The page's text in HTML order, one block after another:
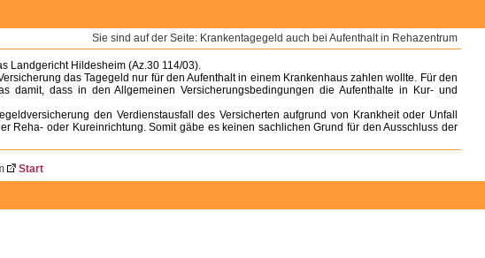
Sie sind auf der Seite: Krankentagegeld auch bei Aufenthalt in Rehazentrum
Landgericht Hildesheim (Az.30 114/03).
das Tagegeld nur für den Aufenthalt in einem Krankenhaus zahlen wollte. Für den
damit, dass in den Allgemeinen Versicherungsbedingungen die Aufenthalte in Kur- und
den Verdienstausfall des Versicherten aufgrund von Krankheit oder Unfall
Reha- oder Kureinrichtung. Somit gäbe es keinen sachlichen Grund für den Ausschluss der
Start